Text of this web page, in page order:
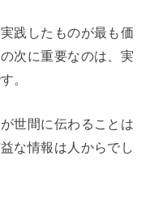
践したものが最も価
次に重要なのは、実
。
世間に伝わることは
な情報は人からでし